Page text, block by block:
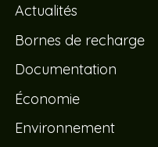
Actualités
Bornes de recharge
Documentation
Économie
Environnement